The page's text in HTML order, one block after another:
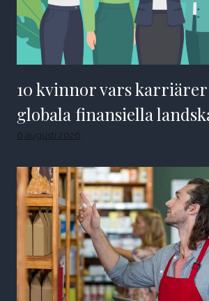
10 kvinnor vars
globala finansiella
6 augusti 2026